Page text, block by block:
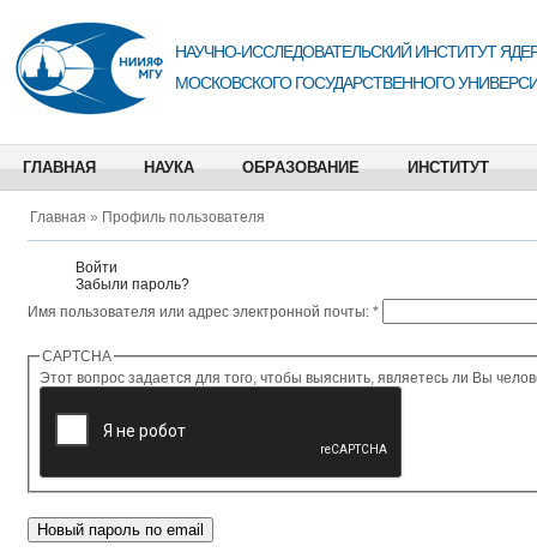
НАУЧНО-ИССЛЕДОВАТЕЛЬСКИЙ ИНСТИТУТ
МОСКОВСКОГО ГОСУДАРСТВЕННОГО
ГЛАВНАЯ НАУКА ОБРАЗОВАНИЕ ИНСТИТУТ
Главная » Профиль пользователя
Войти
Забыли пароль?
Имя пользователя или адрес электронной почты: *
CAPTCHA
Этот